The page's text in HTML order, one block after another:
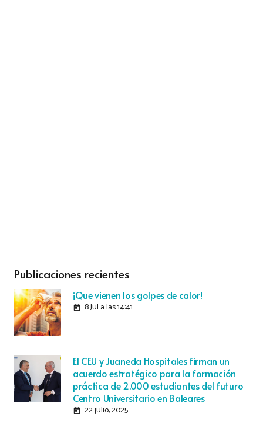
Publicaciones recientes
¡Que vienen los golpes de calor!
today 8 Jul a las 14:41
El CEU y Juaneda Hospitales firman un
acuerdo estratégico para la formación
práctica de 2.000 estudiantes del futuro
Centro Universitario en Baleares
today 22 julio, 2025